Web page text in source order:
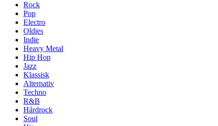
Rock
Pop
Electro
Oldies
Indie
Heavy Metal
Hip Hop
Jazz
Klassisk
Alternativ
Techno
R&B
Hårdrock
Soul